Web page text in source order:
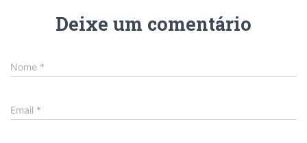
Deixe um comentário
Nome *
Email *